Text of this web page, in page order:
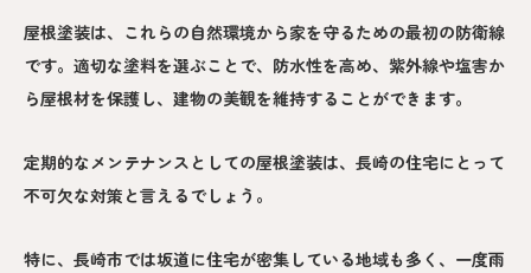
屋根塗装は、これらの自然環境から家を守るための最初の防衛線
です。適切な塗料を選ぶことで、防水性を高め、紫外線や塩害か
ら屋根材を保護し、建物の美観を維持することができます。
定期的なメンテナンスとしての屋根塗装は、長崎の住宅にとって
不可欠な対策と言えるでしょう。
特に、長崎市では坂道に住宅が密集している地域も多く、一度雨